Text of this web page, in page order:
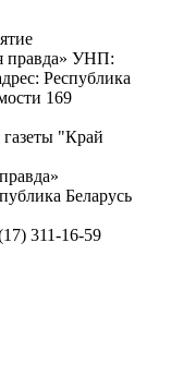
правда» УНП:
Республика
169
"Край
Беларусь
311-16-59